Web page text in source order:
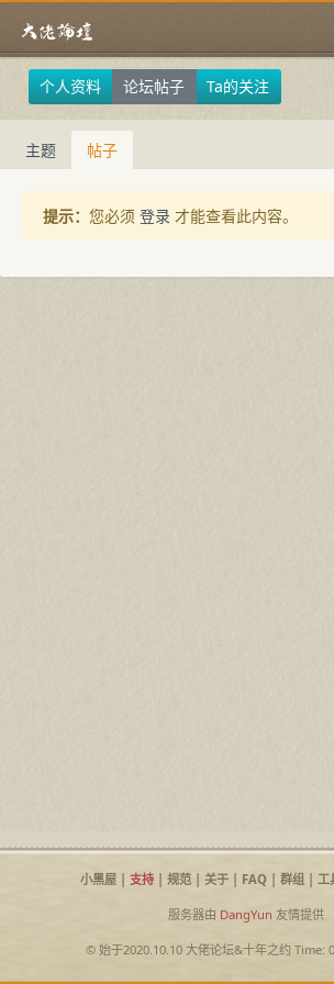
个人资料 论坛帖子 Ta的关注
主题 帖子
提示： 您必须 登录 才能查看此内容。
小黑屋| 支持| 规范| 关于| FAQ| 群组| 工
服务器由 DangYun 友情提供
© 始于2020.10.10 大佬论坛&十年之约Time: